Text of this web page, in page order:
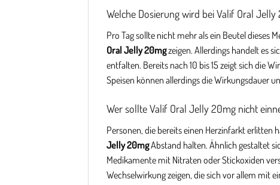
Welche Dosierung wird bei Valif Oral
Pro Tag sollte nicht mehr als ein Beutel dieses
Oral Jelly 20mgzeigen. Allerdings handelt es
entfalten. Bereits nach 10 bis 15 zeigt sich die
Speisen können allerdings die Wirkungsdauer
Wer sollte Valif Oral Jelly 20mg nicht
Personen, die bereits einen Herzinfarkt erlitten
Jelly 20mgAbstand halten. Ähnlich gestaltet
Medikamente mit Nitraten oder Stickoxiden
Wechselwirkung zeigen, die sich vor allem mit